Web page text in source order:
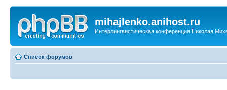
mihajlenko.anihost.ru
Интерлингвистическая конференция Николая
Список форумов